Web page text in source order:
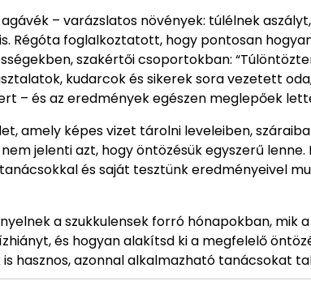
– varázslatos növények: túlélnek
Régóta foglalkoztatott, hogy pontosan
szakértői csoportokban:
kudarcok és sikerek sora vezetett
– és az eredmények egészen meglepőek
amely képes vizet tárolni leveleiben,
jelenti azt, hogy öntözésük egyszerű lenne.
és saját tesztünk eredményeivel
a szukkulensek forró hónapokban, mik
és hogyan alakítsd ki a megfelelő
hasznos, azonnal alkalmazható tanácsokat